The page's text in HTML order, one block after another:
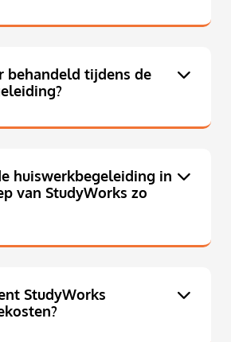
behandeld tijdens de
huiswerkbegeleiding in
van StudyWorks zo
StudyWorks